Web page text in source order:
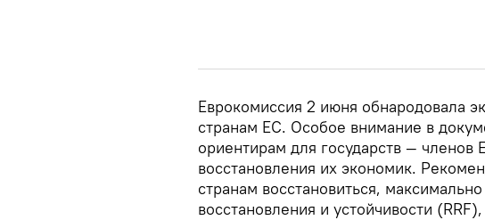
Еврокомиссия 2 июня обнародовала
странам ЕС. Особое внимание в
ориентирам для государств — членов
восстановления их экономик.
странам восстановиться,
восстановления и устойчивости